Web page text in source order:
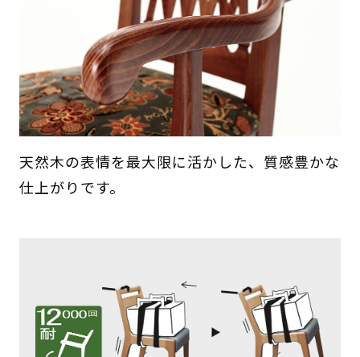
天然木の表情を最大限に活かした、質感豊かな
仕上がりです。